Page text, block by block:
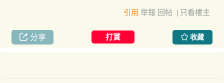
引用 举報 回帖 | 只看樓主
分享 打賞 收藏